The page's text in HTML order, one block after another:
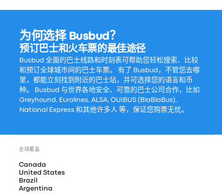
为何选择 Busbud？
预订巴士和火车票的最佳途径
Busbud 全面的巴士线路和时刻表可帮助您轻松搜索、比较
和预订全球城市间的巴士车票。 有了 Busbud，不管您去哪
里，都能立刻找到附近的巴士站，并可选择您的语言和币
种。 Busbud 与世界各地安全、可靠的巴士公司合作，比如
Greyhound, Eurolines, ALSA, OUIBUS (BlaBlaBus),
National Express 和其他许多人 等，保证您购票无忧。
全球覆盖
Canada
United States
Brazil
Argentina